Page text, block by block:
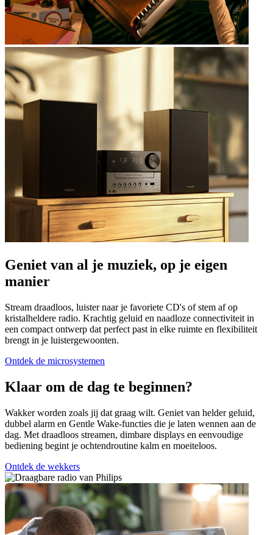
Geniet van al je muziek, op je eigen
manier
Stream draadloos, luister naar je favoriete CD's of stem af op
kristalheldere radio. Krachtig geluid en naadloze connectiviteit in
een compact ontwerp dat perfect past in elke ruimte en flexibiliteit
brengt in je luistergewoonten.
Ontdek de microsystemen
Klaar om de dag te beginnen?
Wakker worden zoals jij dat graag wilt. Geniet van helder geluid,
dubbel alarm en Gentle Wake-functies die je laten wennen aan de
dag. Met draadloos streamen, dimbare displays en eenvoudige
bediening begint je ochtendroutine kalm en moeiteloos.
Ontdek de wekkers